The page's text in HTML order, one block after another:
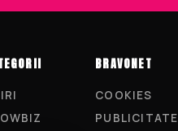
BRAVONET
COOKIES
PUBLICITATE